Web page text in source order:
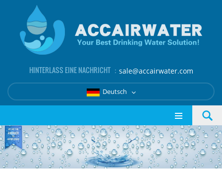
HINTERLASS EINE NACHRICHT ： sale@accairwater.com
Deutsch